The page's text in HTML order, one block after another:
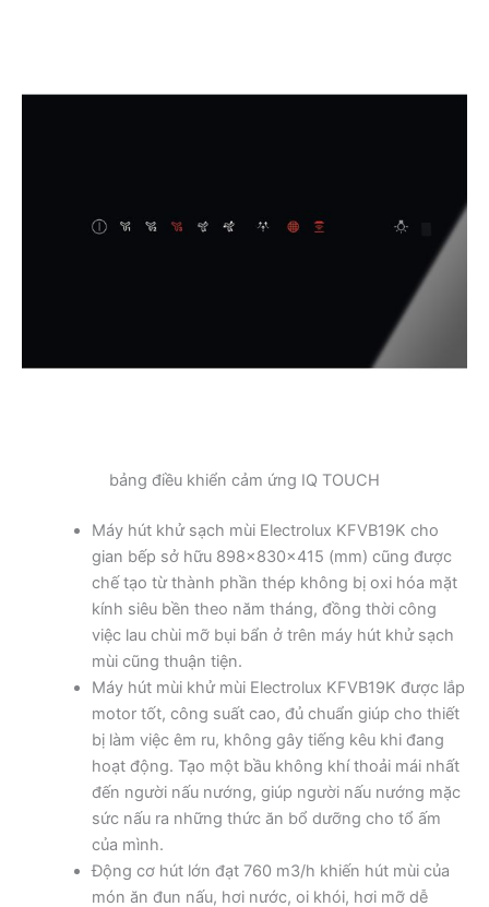
bảng điều khiển cảm ứng IQ TOUCH
Máy hút khử sạch mùi Electrolux KFVB19K cho
gian bếp sở hữu 898x830x415 (mm) cũng được
chế tạo từ thành phần thép không bị oxi hóa mặt
kính siêu bền theo năm tháng, đồng thời công
việc lau chùi mỡ bụi bẩn ở trên máy hút khử sạch
mùi cũng thuận tiện.
Máy hút mùi khử mùi Electrolux KFVB19K được lắp
motor tốt, công suất cao, đủ chuẩn giúp cho thiết
bị làm việc êm ru, không gây tiếng kêu khi đang
hoạt động. Tạo một bầu không khí thoải mái nhất
đến người nấu nướng, giúp người nấu nướng mặc
sức nấu ra những thức ăn bổ dưỡng cho tổ ấm
của mình.
Động cơ hút lớn đạt 760 m3/h khiến hút mùi của
món ăn đun nấu, hơi nước, oi khói, hơi mỡ dễ